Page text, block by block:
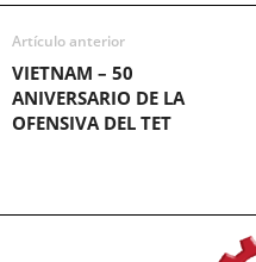
Artículo anterior
VIETNAM – 50
ANIVERSARIO DE LA
OFENSIVA DEL TET